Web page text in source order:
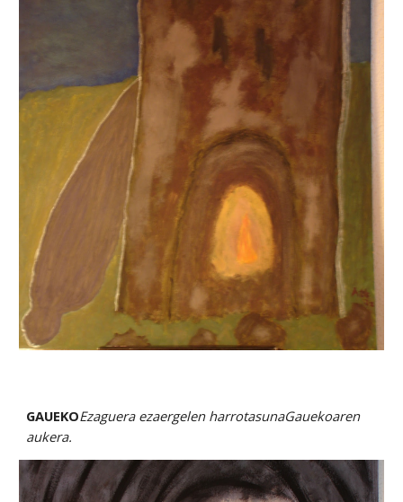
GAUEKOEzaguera ezaergelen harrotasunaGauekoaren
aukera.